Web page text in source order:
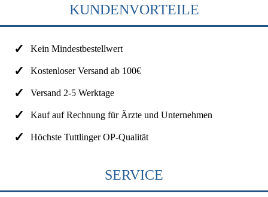
KUNDENVORTEILE
Kein Mindestbestellwert
Kostenloser Versand ab 100€
Versand 2-5 Werktage
Kauf auf Rechnung für Ärzte und Unternehmen
Höchste Tuttlinger OP-Qualität
SERVICE